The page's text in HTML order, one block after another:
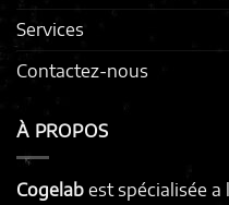
Services
Contactez-nous
À PROPOS
Cogelab est spécialisée